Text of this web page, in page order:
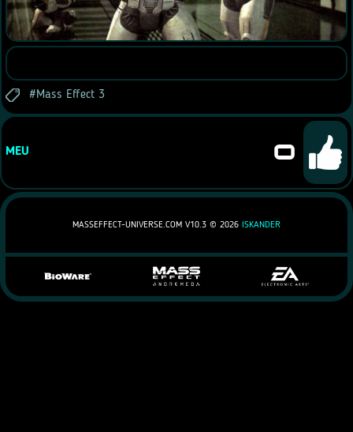
Mass Effect 3
MEU 0
MASSEFFECT-UNIVERSE.COM V10.3 © 2026 ISKANDER